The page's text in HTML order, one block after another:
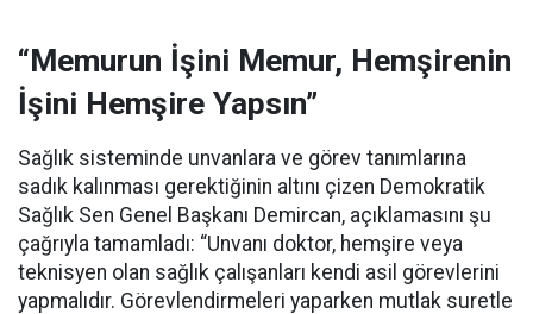
“Memurun İşini Memur, Hemşirenin
İşini Hemşire Yapsın”
Sağlık sisteminde unvanlara ve görev tanımlarına
sadık kalınması gerektiğinin altını çizen Demokratik
Sağlık Sen Genel Başkanı Demircan, açıklamasını şu
çağrıyla tamamladı: “Unvanı doktor, hemşire veya
teknisyen olan sağlık çalışanları kendi asil görevlerini
yapmalıdır. Görevlendirmeleri yaparken mutlak suretle